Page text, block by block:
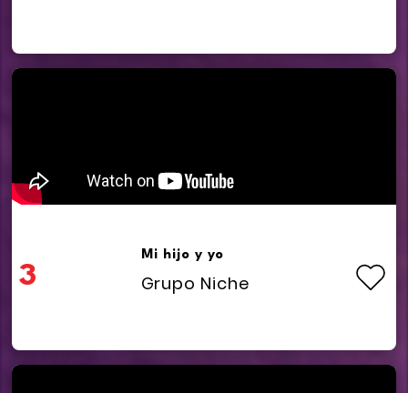
3
Mi hijo y yo
Grupo Niche